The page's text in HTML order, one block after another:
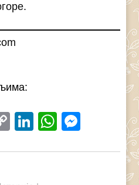
CopyLinkedIn